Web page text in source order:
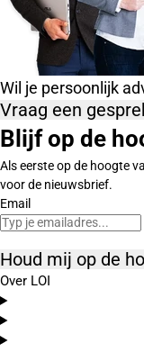
Wil je persoonlijk
Vraag een
Blijf op de
Als eerste op de hoogte
voor de nieuwsbrief.
Email
Houd mij op de
Over LOI